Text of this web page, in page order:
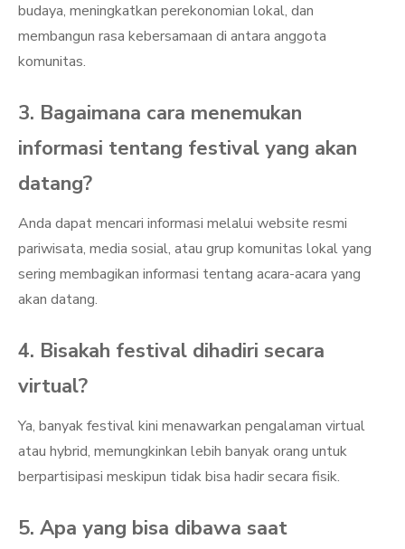
budaya, meningkatkan perekonomian lokal, dan
membangun rasa kebersamaan di antara anggota
komunitas.
3. Bagaimana cara menemukan
informasi tentang festival yang akan
datang?
Anda dapat mencari informasi melalui website resmi
pariwisata, media sosial, atau grup komunitas lokal yang
sering membagikan informasi tentang acara-acara yang
akan datang.
4. Bisakah festival dihadiri secara
virtual?
Ya, banyak festival kini menawarkan pengalaman virtual
atau hybrid, memungkinkan lebih banyak orang untuk
berpartisipasi meskipun tidak bisa hadir secara fisik.
5. Apa yang bisa dibawa saat